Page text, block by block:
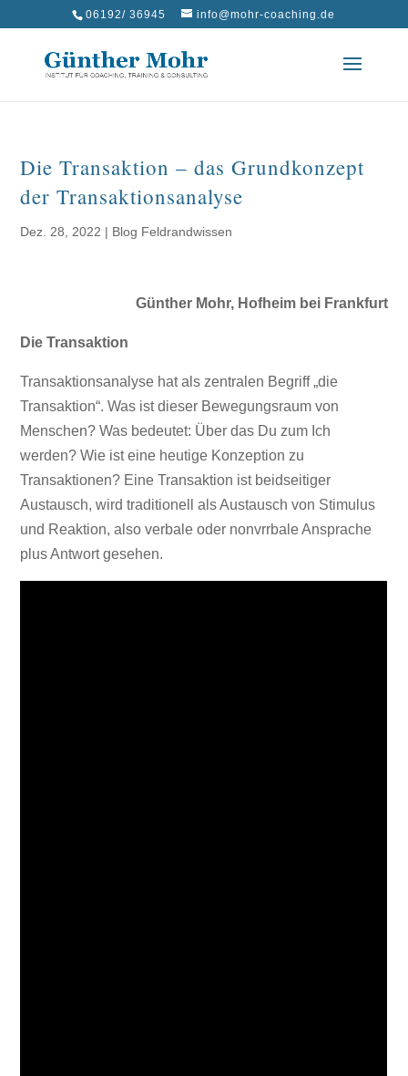
06192/ 36945 info@mohr-coaching.de
Die Transaktion – das Grundkonzept
der Transaktionsanalyse
Dez. 28, 2022 | Blog Feldrandwissen
Günther Mohr, Hofheim bei Frankfurt
Die Transaktion
Transaktionsanalyse hat als zentralen Begriff „die
Transaktion“. Was ist dieser Bewegungsraum von
Menschen? Was bedeutet: Über das Du zum Ich
werden? Wie ist eine heutige Konzeption zu
Transaktionen? Eine Transaktion ist beidseitiger
Austausch, wird traditionell als Austausch von Stimulus
und Reaktion, also verbale oder nonvrrbale Ansprache
plus Antwort gesehen.